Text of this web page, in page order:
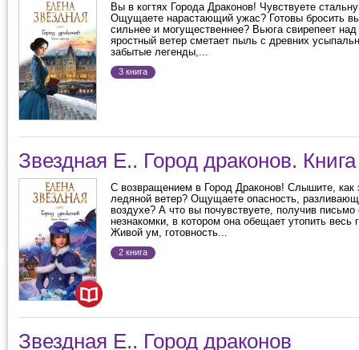
Вы в когтях Города Драконов! Чувствуете
Ощущаете нарастающий ужас? Готовы бросить
сильнее и могущественнее? Вьюга свирепеет
яростный ветер сметает пыль с древних
забытые легенды,...
3 книга
Звездная Е.. Город драконов.
С возвращением в Город Драконов! Слышите, как
ледяной ветер? Ощущаете опасность,
воздухе? А что вы почувствуете, получив письмо
незнакомки, в котором она обещает утопить весь
Живой ум, готовность...
2 книга
Звездная Е.. Город драконов